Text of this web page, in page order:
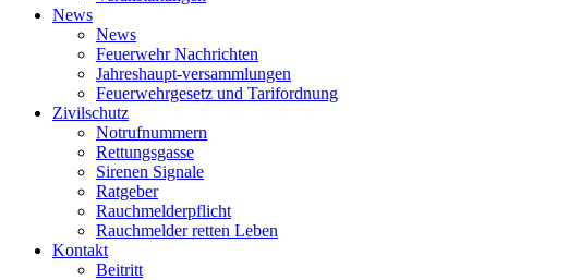
News
News
Feuerwehr Nachrichten
Jahreshaupt-versammlungen
Feuerwehrgesetz und Tarifordnung
Zivilschutz
Notrufnummern
Rettungsgasse
Sirenen Signale
Ratgeber
Rauchmelderpflicht
Rauchmelder retten Leben
Kontakt
Beitritt